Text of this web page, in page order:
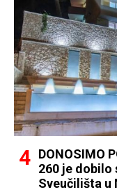
DONOSIMO
260 je
Sveučilišta u